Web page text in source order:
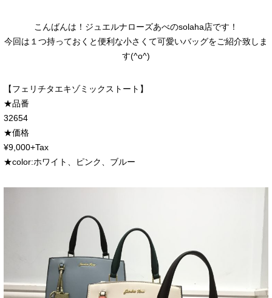
こんばんは！ジュエルナローズあべのsolaha店です！
今回は１つ持っておくと便利な小さくて可愛いバッグをご紹介致しま
す(^o^)
【フェリチタエキゾミックストート】
★品番
32654
★価格
¥9,000+Tax
★color:ホワイト、ピンク、ブルー